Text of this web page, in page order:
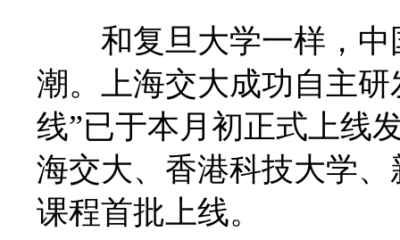
和复旦大学一样，中
潮。上海交大成功自主
线”已于本月初正式上线
海交大、香港科技大学
课程首批上线。